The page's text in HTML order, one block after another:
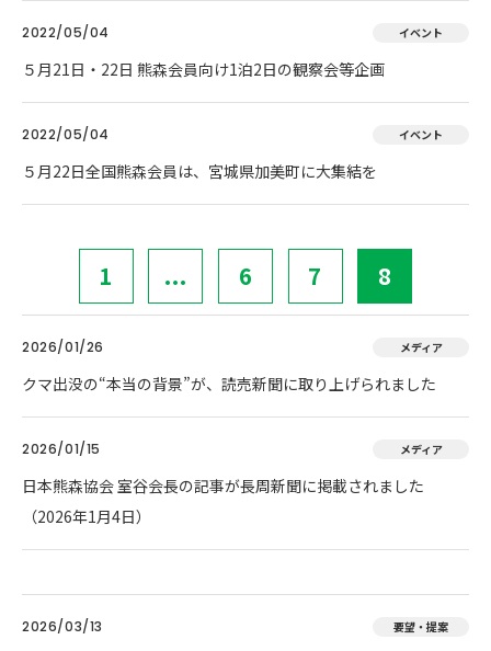
2022/05/04 イベント
５月21日・22日 熊森会員向け1泊2日の観察会等企画
2022/05/04 イベント
５月22日全国熊森会員は、宮城県加美町に大集結を
1 ... 6 7 8
2026/01/26 メディア
クマ出没の“本当の背景”が、読売新聞に取り上げられました
2026/01/15 メディア
日本熊森協会 室谷会長の記事が長周新聞に掲載されました
（2026年1月4日）
2026/03/13 要望・提案